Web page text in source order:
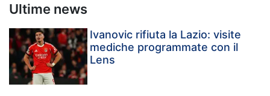
Ultime news
Ivanovic rifiuta la Lazio: visite
mediche programmate con il
Lens